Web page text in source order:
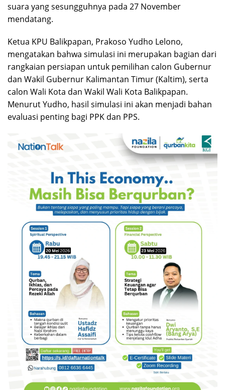
suara yang sesungguhnya pada 27 November
mendatang.
Ketua KPU Balikpapan, Prakoso Yudho Lelono,
mengatakan bahwa simulasi ini merupakan bagian dari
rangkaian persiapan untuk pemilihan calon Gubernur
dan Wakil Gubernur Kalimantan Timur (Kaltim), serta
calon Wali Kota dan Wakil Wali Kota Balikpapan.
Menurut Yudho, hasil simulasi ini akan menjadi bahan
evaluasi penting bagi PPK dan PPS.